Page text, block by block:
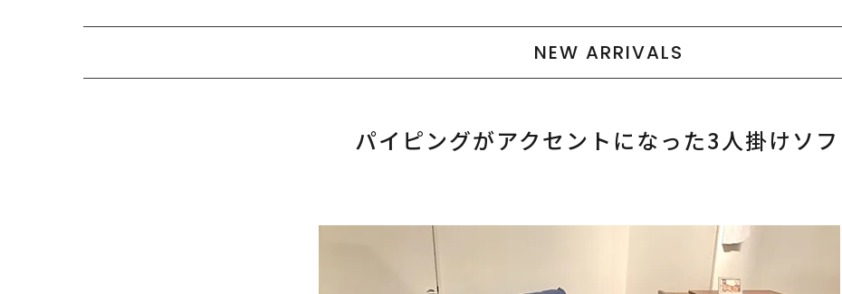
NEW ARRIVALS
パイピングがアクセントになった3人掛けソフ